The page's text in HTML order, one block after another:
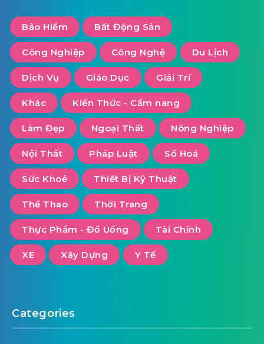
Bảo Hiểm Bất Động Sản
Công Nghiệp Công Nghệ Du Lịch
Dịch Vụ Giáo Dục Giải Trí
Khác Kiến Thức - Cẩm nang
Làm Đẹp Ngoại Thất Nông Nghiệp
Nội Thất Pháp Luật Số Hoá
Sức Khoẻ Thiết Bị Kỹ Thuật
Thể Thao Thời Trang
Thực Phẩm - Đồ Uống Tài Chính
XE Xây Dựng Y Tế
Categories